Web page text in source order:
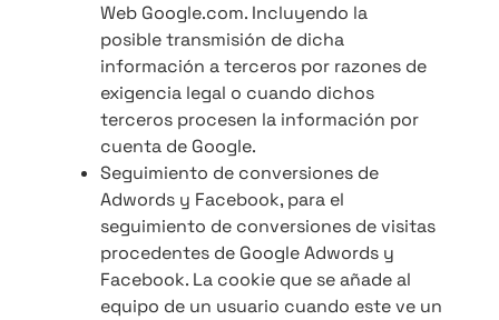
Web Google.com. Incluyendo la
posible transmisión de dicha
información a terceros por razones de
exigencia legal o cuando dichos
terceros procesen la información por
cuenta de Google.
Seguimiento de conversiones de
Adwords y Facebook, para el
seguimiento de conversiones de visitas
procedentes de Google Adwords y
Facebook. La cookie que se añade al
equipo de un usuario cuando este ve un